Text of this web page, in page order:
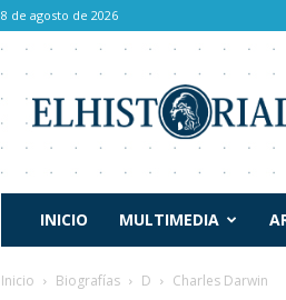
8 de agosto de 2026
Historiador
INICIO MULTIMEDIA
Inicio Biografías D Charles Darwin